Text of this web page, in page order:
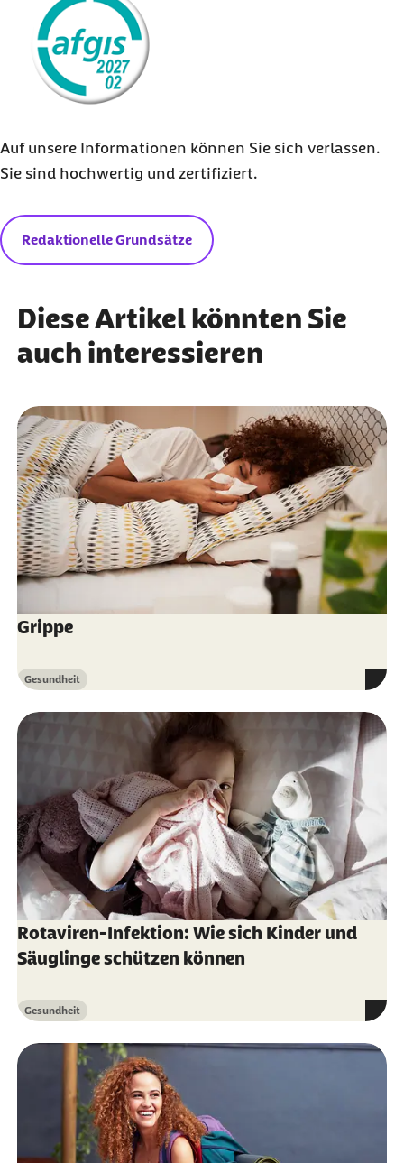
Pharmazeutische Zeitung:
York
Robert Koch-Institut:
Weiterführende Informationen
Auswärtiges Amt:Reise und Sicherheit
Auf unsere Informationen können Sie sich verlassen.
Sie sind hochwertig und zertifiziert.
Redaktionelle Grundsätze
Diese Artikel könnten Sie
auch interessieren
Grippe
Kategorie
Gesundheit
Rotaviren-Infektion: Wie sich Kinder und
Säuglinge schützen können
Kategorie
Gesundheit